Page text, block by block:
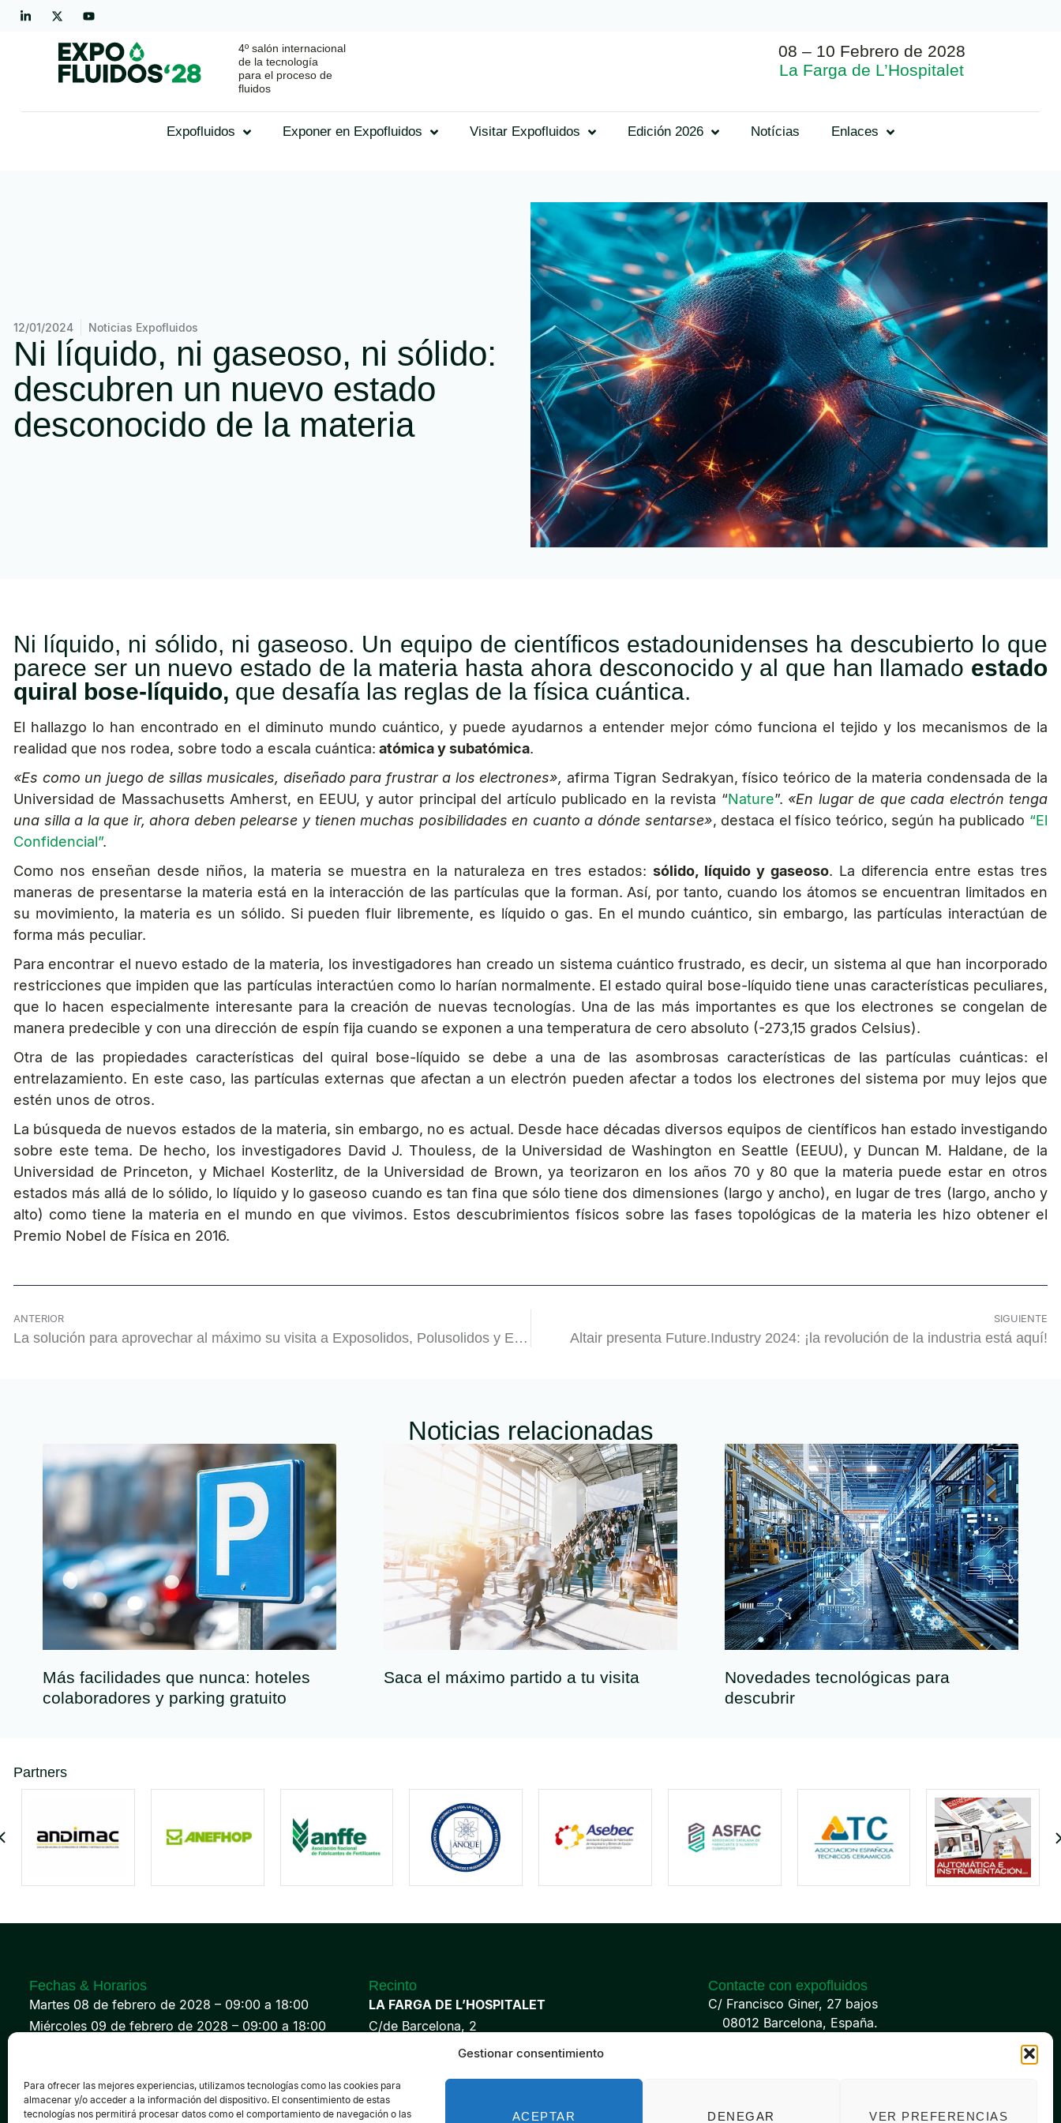
Gestionar consentimiento
Para ofrecer las mejores experiencias, utilizamos tecnologías como las cookies para
almacenar y/o acceder a la información del dispositivo. El consentimiento de estas
tecnologías nos permitirá procesar datos como el comportamiento de navegación o las
ACEPTAR DENEGAR VER PREFERENCIAS
4º salón internacional
de la tecnología
para el proceso de
fluidos
08 – 10 Febrero de 2028
La Farga de L’Hospitalet
Expofluidos Exponer en Expofluidos Visitar Expofluidos Edición 2026 Notícias Enlaces
12/01/2024 Noticias Expofluidos
Ni líquido, ni gaseoso, ni sólido:
descubren un nuevo estado
desconocido de la materia
Ni líquido, ni sólido, ni gaseoso. Un equipo de científicos estadounidenses ha descubierto lo que
parece ser un nuevo estado de la materia hasta ahora desconocido y al que han llamado estado
quiral bose-líquido, que desafía las reglas de la física cuántica.
El hallazgo lo han encontrado en el diminuto mundo cuántico, y puede ayudarnos a entender mejor cómo funciona el tejido y los mecanismos de la
realidad que nos rodea, sobre todo a escala cuántica: atómica y subatómica.
«Es como un juego de sillas musicales, diseñado para frustrar a los electrones», afirma Tigran Sedrakyan, físico teórico de la materia condensada de la
Universidad de Massachusetts Amherst, en EEUU, y autor principal del artículo publicado en la revista “Nature”. «En lugar de que cada electrón tenga
una silla a la que ir, ahora deben pelearse y tienen muchas posibilidades en cuanto a dónde sentarse», destaca el físico teórico, según ha publicado “El
Confidencial”.
Como nos enseñan desde niños, la materia se muestra en la naturaleza en tres estados: sólido, líquido y gaseoso. La diferencia entre estas tres
maneras de presentarse la materia está en la interacción de las partículas que la forman. Así, por tanto, cuando los átomos se encuentran limitados en
su movimiento, la materia es un sólido. Si pueden fluir libremente, es líquido o gas. En el mundo cuántico, sin embargo, las partículas interactúan de
forma más peculiar.
Para encontrar el nuevo estado de la materia, los investigadores han creado un sistema cuántico frustrado, es decir, un sistema al que han incorporado
restricciones que impiden que las partículas interactúen como lo harían normalmente. El estado quiral bose-líquido tiene unas características peculiares,
que lo hacen especialmente interesante para la creación de nuevas tecnologías. Una de las más importantes es que los electrones se congelan de
manera predecible y con una dirección de espín fija cuando se exponen a una temperatura de cero absoluto (-273,15 grados Celsius).
Otra de las propiedades características del quiral bose-líquido se debe a una de las asombrosas características de las partículas cuánticas: el
entrelazamiento. En este caso, las partículas externas que afectan a un electrón pueden afectar a todos los electrones del sistema por muy lejos que
estén unos de otros.
La búsqueda de nuevos estados de la materia, sin embargo, no es actual. Desde hace décadas diversos equipos de científicos han estado investigando
sobre este tema. De hecho, los investigadores David J. Thouless, de la Universidad de Washington en Seattle (EEUU), y Duncan M. Haldane, de la
Universidad de Princeton, y Michael Kosterlitz, de la Universidad de Brown, ya teorizaron en los años 70 y 80 que la materia puede estar en otros
estados más allá de lo sólido, lo líquido y lo gaseoso cuando es tan fina que sólo tiene dos dimensiones (largo y ancho), en lugar de tres (largo, ancho y
alto) como tiene la materia en el mundo en que vivimos. Estos descubrimientos físicos sobre las fases topológicas de la materia les hizo obtener el
Premio Nobel de Física en 2016.
ANTERIOR
La solución para aprovechar al máximo su visita a Exposolidos, Polusolidos y Expofluidos
SIGUIENTE
Altair presenta Future.Industry 2024: ¡la revolución de la industria está aquí!
Noticias relacionadas
Más facilidades que nunca: hoteles
colaboradores y parking gratuito
Saca el máximo partido a tu visita
Novedades tecnológicas para
descubrir
Partners
Fechas & Horarios
Martes 08 de febrero de 2028 – 09:00 a 18:00
Miércoles 09 de febrero de 2028 – 09:00 a 18:00
Recinto
LA FARGA DE L’HOSPITALET
C/de Barcelona, 2
08901 L’Hospitalet de Llobregat
Contacte con expofluidos
C/ Francisco Giner, 27 bajos
08012 Barcelona, España.